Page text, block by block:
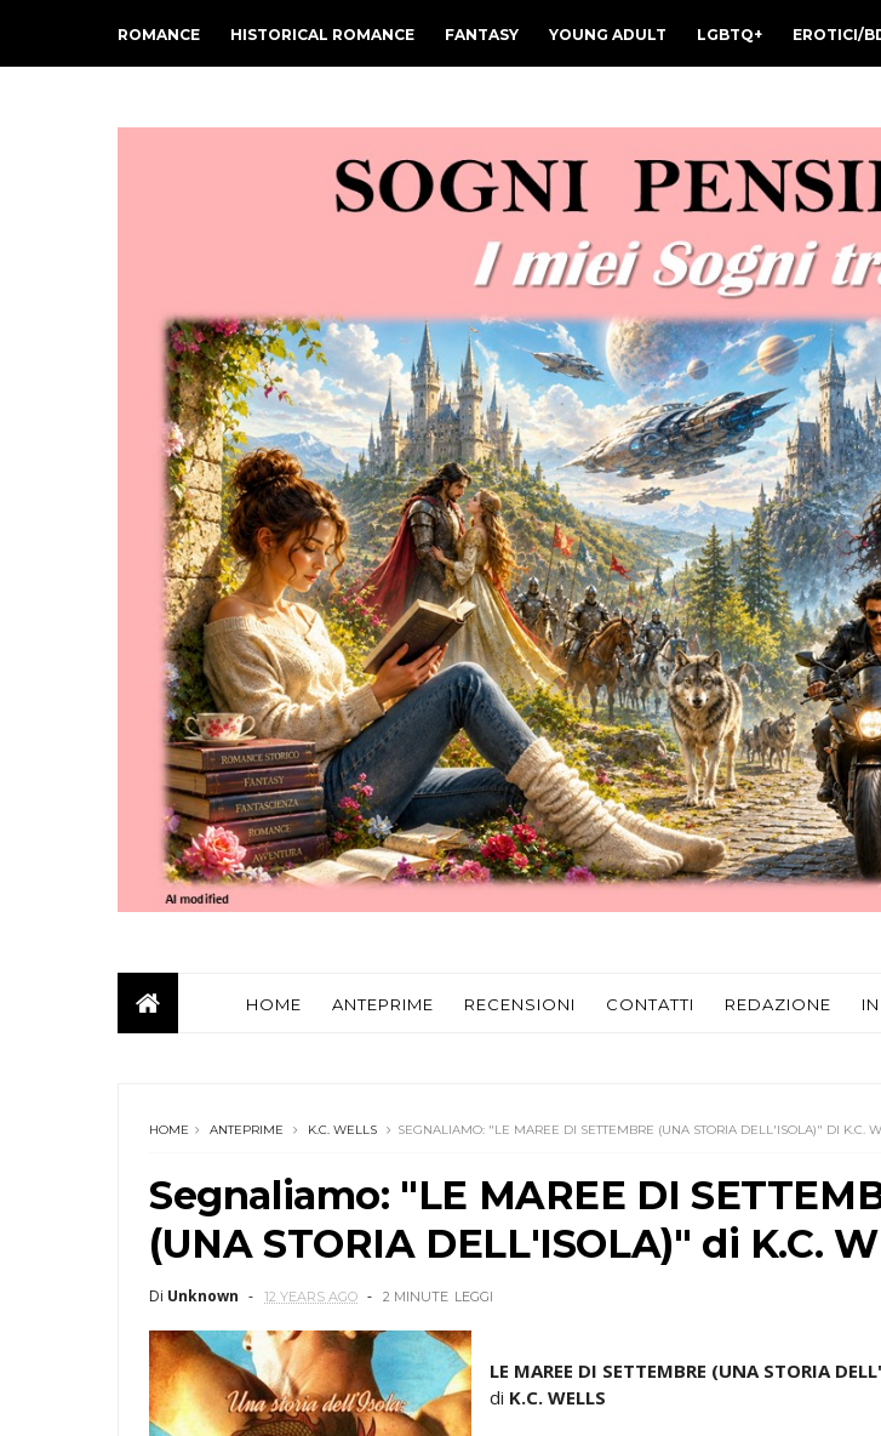
ROMANCE HISTORICAL ROMANCE FANTASY YOUNG ADULT LGBTQ+ EROTICI/
HOME ANTEPRIME RECENSIONI CONTATTI REDAZIONE
HOME ANTEPRIME K.C. WELLS SEGNALIAMO: "LE MAREE DI SETTEMBRE (UNA STORIA DELL'ISOLA)" DI K.C.
Segnaliamo: "LE MAREE DI
(UNA STORIA DELL'ISOLA)" di K.C.
Di Unknown 12 YEARS AGO 2 MINUTE LEGGI
LE MAREE DI SETTEMBRE (UNA STORIA
di K.C. WELLS